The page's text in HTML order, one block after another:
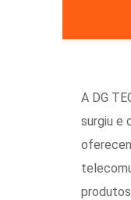
A DG
surgiu e